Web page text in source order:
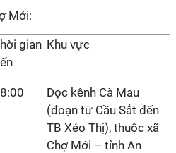
Mới:
gian Khu vực
Dọc kênh Cà Mau
(đoạn từ Cầu Sắt đến
TB Xẻo Thị), thuộc xã
Chợ Mới – tỉnh An